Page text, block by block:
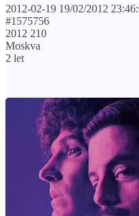
2012-02-19 19/02/2012
#1575756
2012 210
Moskva
2 let